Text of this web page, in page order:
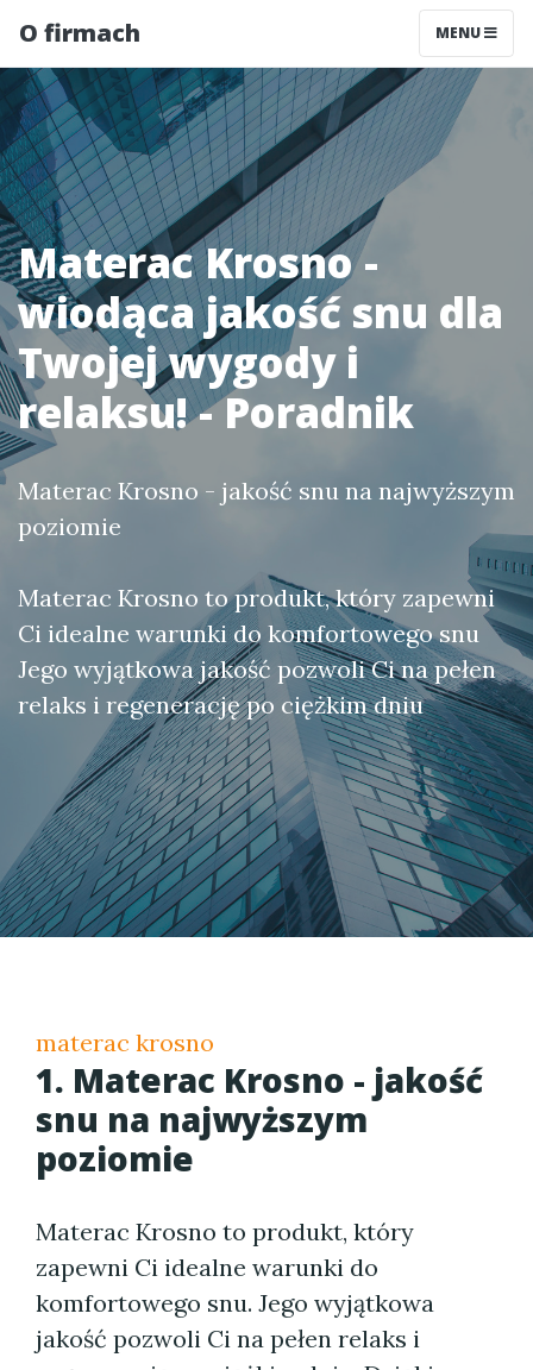
O firmach MENU
Materac Krosno -
wiodąca jakość snu dla
Twojej wygody i
relaksu! - Poradnik
Materac Krosno - jakość snu na najwyższym
poziomie
Materac Krosno to produkt, który zapewni
Ci idealne warunki do komfortowego snu
Jego wyjątkowa jakość pozwoli Ci na pełen
relaks i regenerację po ciężkim dniu
materac krosno
1. Materac Krosno - jakość
snu na najwyższym
poziomie
Materac Krosno to produkt, który
zapewni Ci idealne warunki do
komfortowego snu. Jego wyjątkowa
jakość pozwoli Ci na pełen relaks i